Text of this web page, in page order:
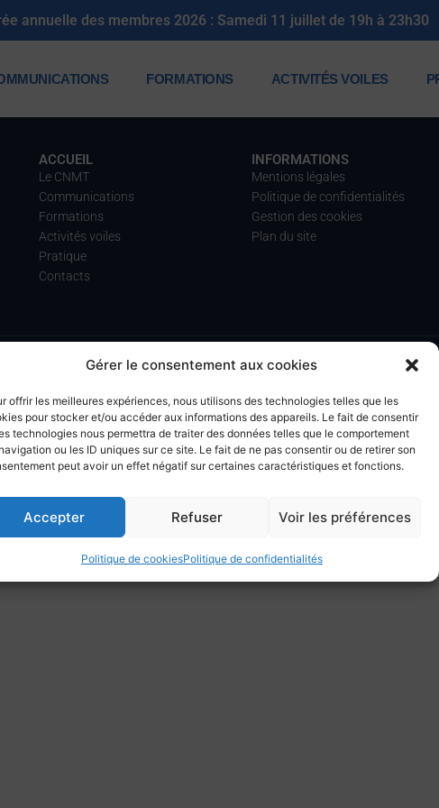
Gérer le consentement aux cookies
offrir les meilleures expériences, nous utilisons des technologies telles que les
pour stocker et/ou accéder aux informations des appareils. Le fait de consentir
technologies nous permettra de traiter des données telles que le comportement
ou les ID uniques sur ce site. Le fait de ne pas consentir ou de retirer son
peut avoir un effet négatif sur certaines caractéristiques et fonctions.
Accepter Refuser Voir les préférences
Politique de cookiesPolitique de confidentialités
annuelle des membres 2026 : Samedi 11 juillet de 19h à 23h30
FORMATIONS ACTIVITÉS VOILES
ACCUEIL
Le CNMT
Communications
Formations
Activités voiles
Pratique
Contacts
INFORMATIONS
Mentions légales
Politique de confidentialités
Gestion des cookies
Plan du site